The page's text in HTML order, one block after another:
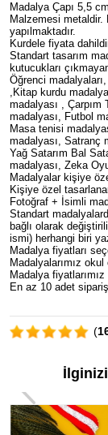
Madalya Çapı 5,5
Malzemesi metaldir.
yapılmaktadır.
Kurdele fiyata
Standart tasarım
kutucukları
Öğrenci
,Kitap kurdu
madalyası , Çarpım
madalyası, Futbol
Masa tenisi
madalyası, Satranç
Yağ Satarım Bal
madalyası, Zeka
Madalyalar kişiye
Kişiye özel
Fotoğraf + İsimli
Standart
bağlı olarak
ismi) herhangi biri
Madalya fiyatları
Madalyalarımız
Madalya
En az 10 adet
(